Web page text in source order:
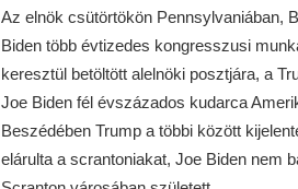
Az elnök csütörtökön Pennsylvaniában,
Biden több évtizedes kongresszusi
keresztül betöltött alelnöki posztjára, a
Joe Biden fél évszázados kudarca
Beszédében Trump a többi között
elárulta a scrantoniakat, Joe Biden nem